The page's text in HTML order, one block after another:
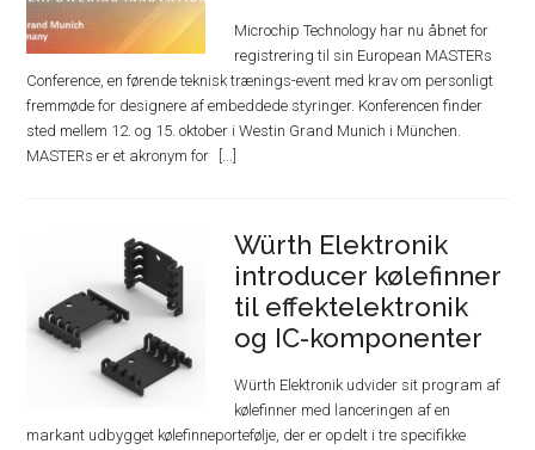
Microchip Technology har nu åbnet for
registrering til sin European MASTERs
Conference, en førende teknisk trænings-event med krav om personligt
fremmøde for designere af embeddede styringer. Konferencen finder
sted mellem 12. og 15. oktober i Westin Grand Munich i München.
MASTERs er et akronym for
Würth Elektronik
introducer kølefinner
til effektelektronik
og IC-komponenter
Würth Elektronik udvider sit program af
kølefinner med lanceringen af en
markant udbygget kølefinneportefølje, der er opdelt i tre specifikke